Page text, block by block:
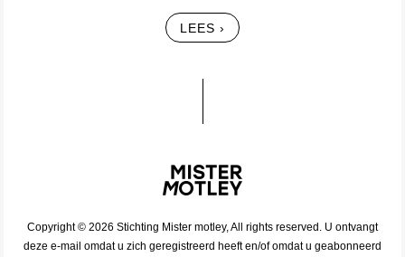
LEES ›
Copyright © 2026 Stichting Mister motley, All rights reserved. U ontvangt
deze e-mail omdat u zich geregistreerd heeft en/of omdat u geabonneerd